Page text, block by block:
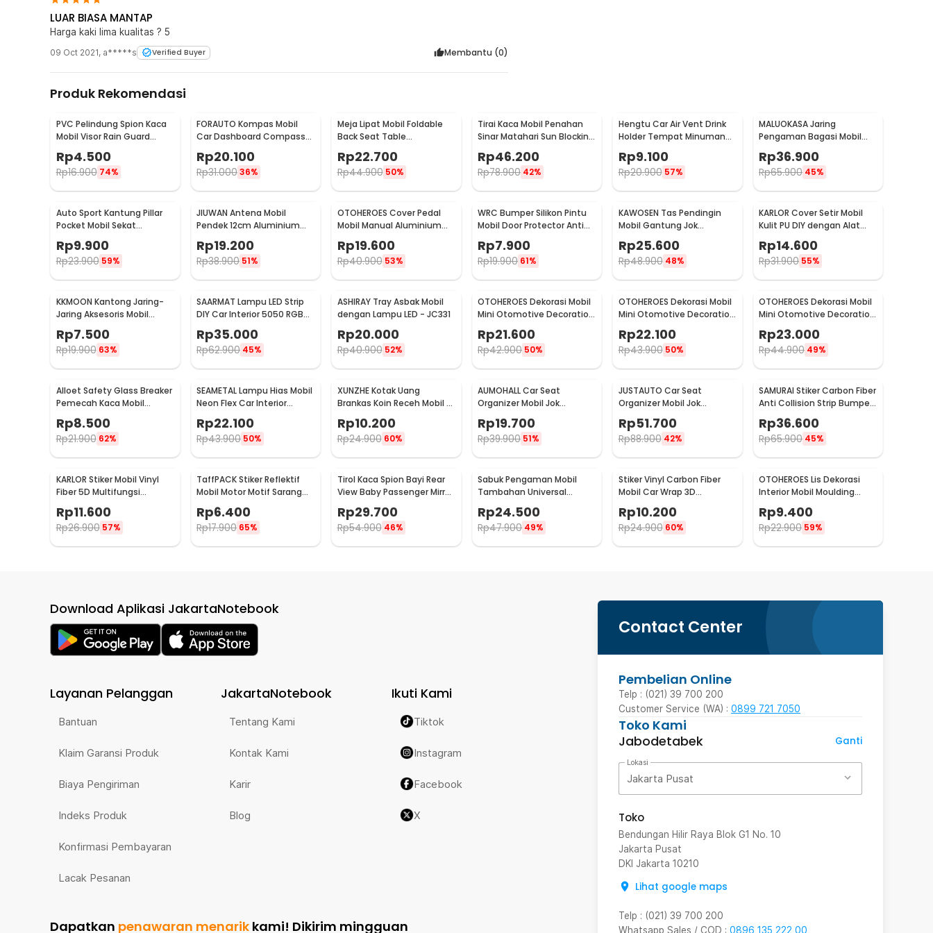
LUAR BIASA MANTAP
Harga kaki lima kualitas ? 5
09 Oct 2021, a*****s Verified Buyer Membantu (0)
Produk Rekomendasi
PVC Pelindung Spion Kaca
Mobil Visor Rain Guard
Rp4.500
Rp16.900 74%
FORAUTO Kompas Mobil
Car Dashboard Compass
5
Rp20.100
Rp31.00036%
Meja Lipat Mobil Foldable
Back Seat Table
924
Rp22.700
Rp44.900 50%
Tirai Kaca Mobil Penahan
Sinar Matahari Sun Blocking
Car Curtain 2 PCS - 851
Rp46.200
Rp78.900 42%
Hengtu Car Air Vent Drink
Holder Tempat Minuman
Rp9.100
Rp20.900 57%
MALUOKASA Jaring
Pengaman Bagasi Mobil
Car Trunk Cargo Net
120x40cm - QM4051
Rp36.900
Rp65.900 45%
Auto Sport Kantung Pillar
Pocket Mobil Sekat
KMS-933
Rp9.900
Rp23.900 59%
JIUWAN Antena Mobil
Pendek 12cm Aluminium
W2C
Rp19.200
Rp38.900 51%
OTOHEROES Cover Pedal
Mobil Manual Aluminium
Gas Rem Kopling Universal
- XB-373
Rp19.600
Rp40.900 53%
WRC Bumper Silikon Pintu
Mobil Door Protector Anti
0010
Rp7.900
Rp19.900 61%
KAWOSEN Tas Pendingin
Mobil Gantung Jok
Belakang Cooler Organizer
9L - ST-F38
Rp25.600
Rp48.900 48%
KARLOR Cover Setir Mobil
Kulit PU DIY dengan Alat
Jahit 32cm - V10
Rp14.600
Rp31.900 55%
KKMOON Kantong Jaring-
Jaring Aksesoris Mobil
Rp7.500
Rp19.900 63%
SAARMAT Lampu LED Strip
DIY Car Interior 5050 RGB
dan Remot Kontrol - APWD1
Rp35.000
Rp62.900 45%
ASHIRAY Tray Asbak Mobil
dengan Lampu LED - JC331
Rp20.000
Rp40.900 52%
OTOHEROES Dekorasi Mobil
Mini Otomotive Decoration
Quartz Clock - Q194
Rp21.600
Rp42.900 50%
OTOHEROES Dekorasi Mobil
Mini Otomotive Decoration
Rp22.100
Rp43.900 50%
OTOHEROES Dekorasi Mobil
Mini Otomotive Decoration
Thermometer - Q194
Rp23.000
Rp44.900 49%
Alloet Safety Glass Breaker
Pemecah Kaca Mobil
Multifungsi - OD-0173
Rp8.500
Rp21.900 62%
SEAMETAL Lampu Hias Mobil
Neon Flex Car Interior
TB307
Rp22.100
Rp43.900 50%
XUNZHE Kotak Uang
Brankas Koin Receh Mobil -
Rp10.200
Rp24.900 60%
AUMOHALL Car Seat
Organizer Mobil Jok
Barang Tisu - 0706
Rp19.700
Rp39.900 51%
JUSTAUTO Car Seat
Organizer Mobil Jok
Barang Tisu - Z-354
Rp51.700
Rp88.900 42%
SAMURAI Stiker Carbon Fiber
Anti Collision Strip Bumper
Mobil 2.5M - TY354
Rp36.600
Rp65.900 45%
KARLOR Stiker Mobil Vinyl
Fiber 5D Multifungsi
152x10cm - TAA749
Rp11.600
Rp26.900 57%
TaffPACK Stiker Reflektif
Mobil Motor Motif Sarang
Lebah 300 x 5 CM - ZA5800
Rp6.400
Rp17.900 65%
Tirol Kaca Spion Bayi Rear
View Baby Passenger Mirror
Rp29.700
Rp54.900 46%
Sabuk Pengaman Mobil
Tambahan Universal
Rp24.500
Rp47.900 49%
Stiker Vinyl Carbon Fiber
Mobil Car Wrap 3D
Rp10.200
Rp24.900 60%
OTOHEROES Lis Dekorasi
Interior Mobil Moulding
C3578
Rp9.400
Rp22.900 59%
Contact Center
Pembelian Online
Telp : (021) 39 700 200
Customer Service (WA) : 0899 721 7050
Toko Kami
Jabodetabek
Ganti
Lokasi
Jakarta Pusat
Toko
Bendungan Hilir Raya Blok G1 No. 10
Jakarta Pusat
DKI Jakarta 10210
Lihat google maps
Telp : (021) 39 700 200
Whatsapp Sales / COD : 0896 135 222 00
Download Aplikasi JakartaNotebook
Layanan Pelanggan
Bantuan
Klaim Garansi Produk
Biaya Pengiriman
Indeks Produk
Konfirmasi Pembayaran
Lacak Pesanan
JakartaNotebook
Tentang Kami
Kontak Kami
Karir
Blog
Ikuti Kami
Tiktok
Instagram
Facebook
X
Dapatkan penawaran menarik kami! Dikirim mingguan